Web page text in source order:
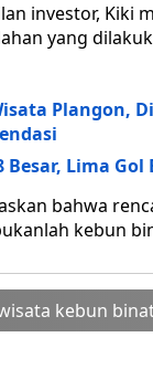
investor, Kiki
yang
Plangon,
Besar, Lima
bahwa
kebun
kebun